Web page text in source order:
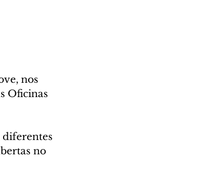
nos
Oficinas
diferentes
no